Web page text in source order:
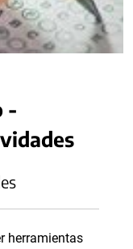
-
herramientas